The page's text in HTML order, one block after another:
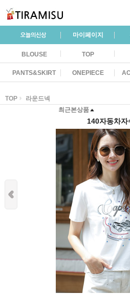
마이페이지
BLOUSE TOP
PANTS&SKIRT ONEPIECE
TOP
라운드넥
최근본상품
140자동차자